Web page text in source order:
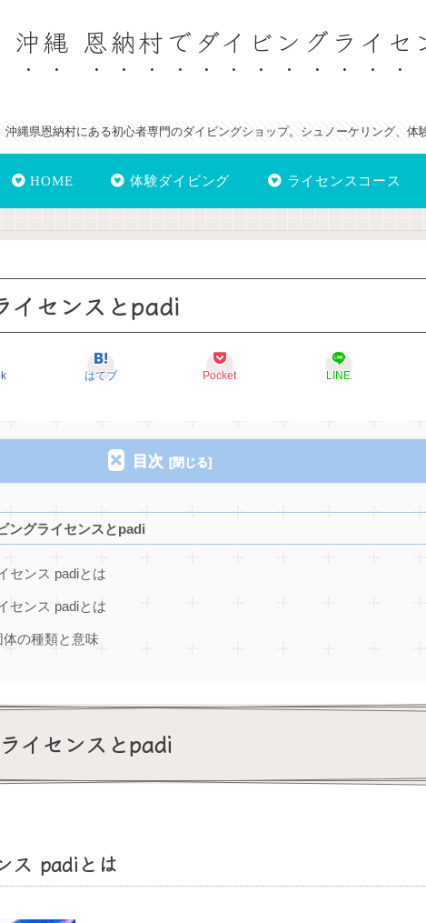
沖縄 恩納村でダイビングライセ
沖縄県恩納村にある初心者専門のダイビングショップ。シュノーケリング、体
HOME 体験ダイビング ライセンスコース
イセンスとpadi
はてブ Pocket LINE
目次
ングライセンスとpadi
センス padiとは
センス padiとは
の種類と意味
イセンスとpadi
ス padiとは